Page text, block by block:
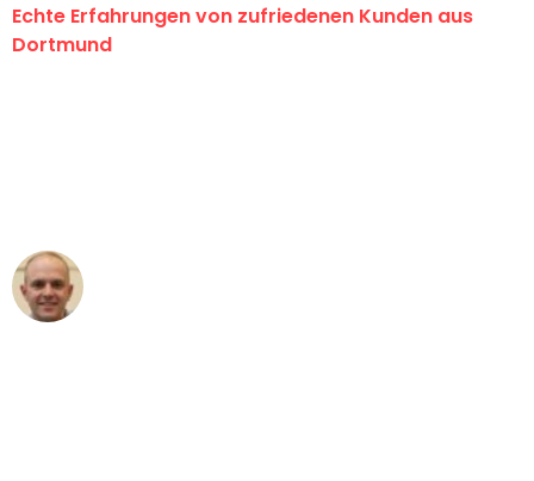
Echte Erfahrungen von zufriedenen Kunden aus
Dortmund